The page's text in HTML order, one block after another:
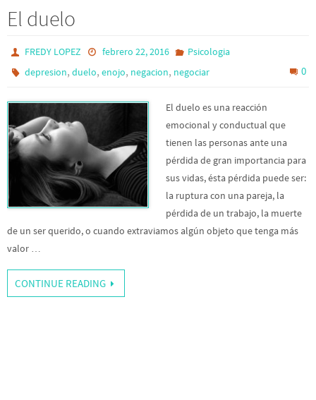
El duelo
FREDY LOPEZ febrero 22, 2016
Psicologia
depresion,duelo,enojo, negacion, negociar 0
El duelo es una reacción
emocional y conductual que
tienen las personas ante una
pérdida de gran importancia para
sus vidas, ésta pérdida puede ser:
la ruptura con una pareja, la
pérdida de un trabajo, la muerte
de un ser querido, o cuando extraviamos algún objeto que tenga más
valor …
CONTINUE READING